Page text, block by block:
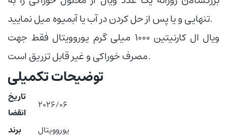
تنهایی و یا پس از حل کردن در آب یا آبمیوه میل نمایید.
ویال ال کارنیتین ۱۰۰۰ میلی گرم یوروویتال فقط جهت
مصرف خوراکی و غیر قابل تزریق است.
توضیحات تکمیلی
تاریخ
انقضا
2026/06
برند
یوروویتال